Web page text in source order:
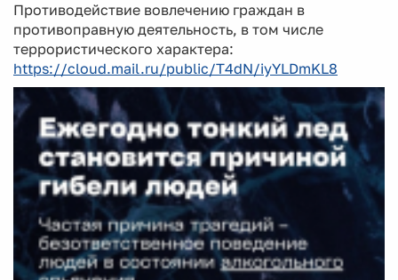
Противодействие вовлечению граждан в
противоправную деятельность, в том числе
террористического характера:
https://cloud.mail.ru/public/T4dN/iyYLDmKL8